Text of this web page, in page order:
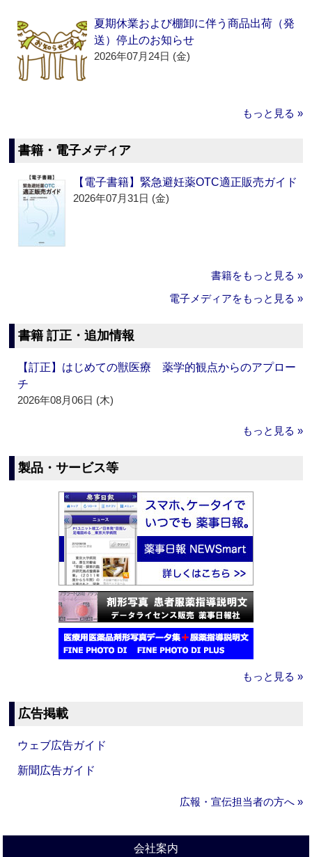
夏期休業および棚卸に伴う商品出荷（発
送）停止のお知らせ
2026年07月24日 (金)
もっと見る »
書籍・電子メディア
【電子書籍】緊急避妊薬OTC適正販売ガイド
2026年07月31日 (金)
書籍をもっと見る »
電子メディアをもっと見る »
書籍 訂正・追加情報
【訂正】はじめての獣医療 薬学的観点からのアプロー
チ
2026年08月06日 (木)
もっと見る »
製品・サービス等
もっと見る »
広告掲載
ウェブ広告ガイド
新聞広告ガイド
広報・宣伝担当者の方へ »
会社案内